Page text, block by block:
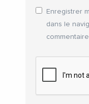
Enregistrer
dans le